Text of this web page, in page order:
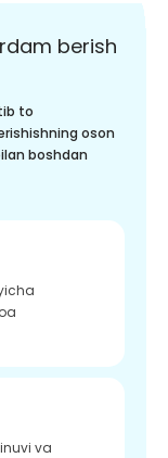
berish
to
oson
boshdan
va